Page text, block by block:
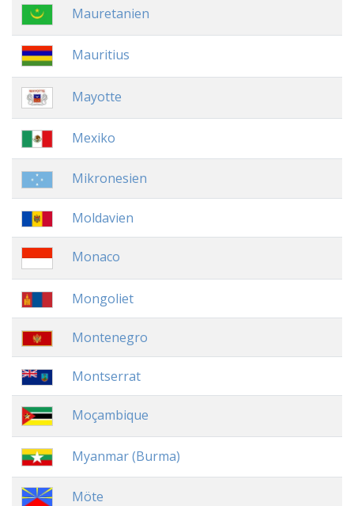
Mauretanien
Mauritius
Mayotte
Mexiko
Mikronesien
Moldavien
Monaco
Mongoliet
Montenegro
Montserrat
Moçambique
Myanmar (Burma)
Möte